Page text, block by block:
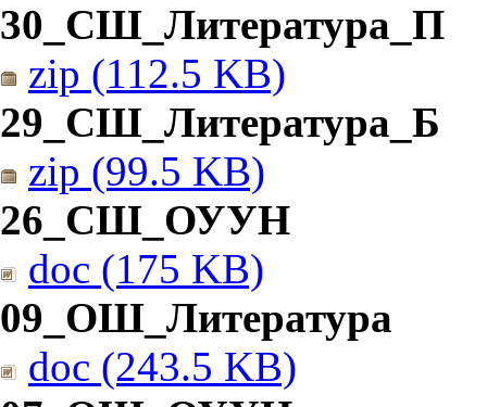
30_СШ_Литература_П
zip (112.5 KB)
29_СШ_Литература_Б
zip (99.5 KB)
26_СШ_ОУУН
doc (175 KB)
09_ОШ_Литература
doc (243.5 KB)